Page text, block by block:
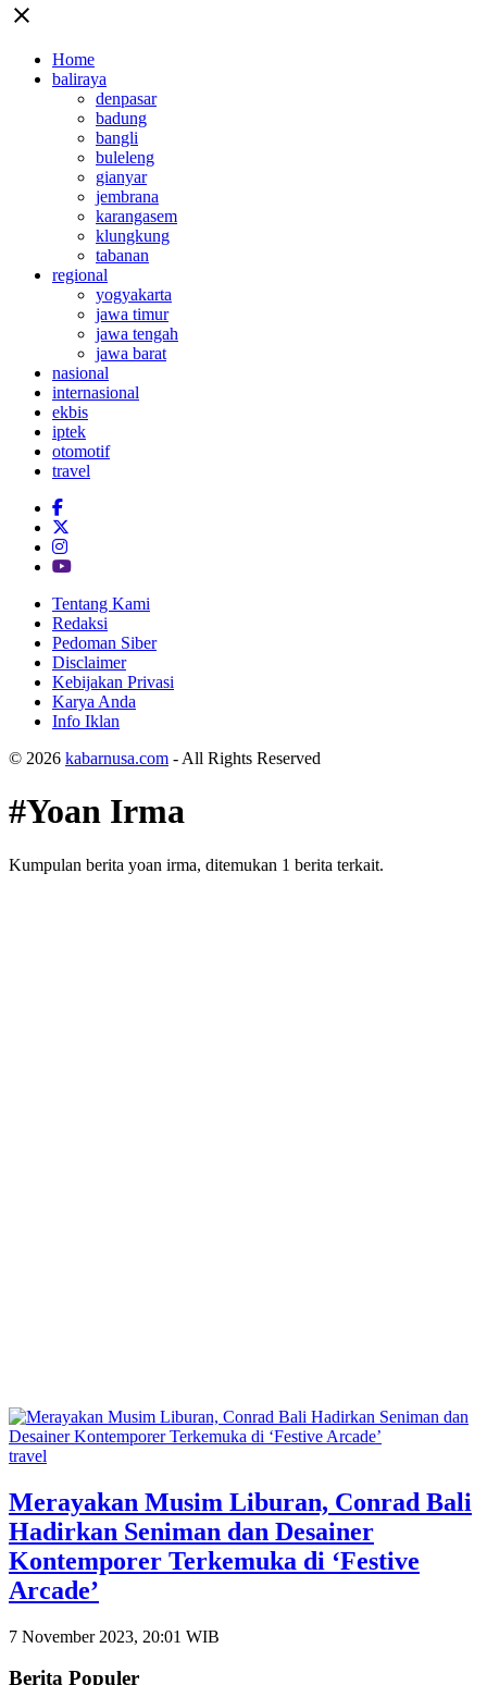
close
Home
baliraya
denpasar
badung
bangli
buleleng
gianyar
jembrana
karangasem
klungkung
tabanan
regional
yogyakarta
jawa timur
jawa tengah
jawa barat
nasional
internasional
ekbis
iptek
otomotif
travel
Tentang Kami
Redaksi
Pedoman Siber
Disclaimer
Kebijakan Privasi
Karya Anda
Info Iklan
© 2026 kabarnusa.com - All Rights Reserved
#Yoan Irma
Kumpulan berita yoan irma, ditemukan 1 berita terkait.
travel
Merayakan Musim Liburan, Conrad Bali
Hadirkan Seniman dan Desainer
Kontemporer Terkemuka di ‘Festive
Arcade’
7 November 2023, 20:01 WIB
Berita Populer